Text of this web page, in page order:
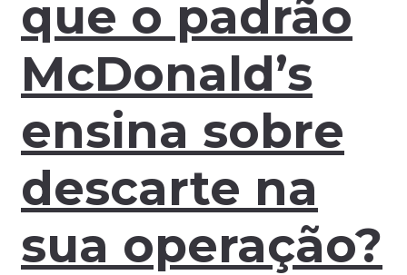
que o padrão
McDonald’s
ensina sobre
descarte na
sua operação?